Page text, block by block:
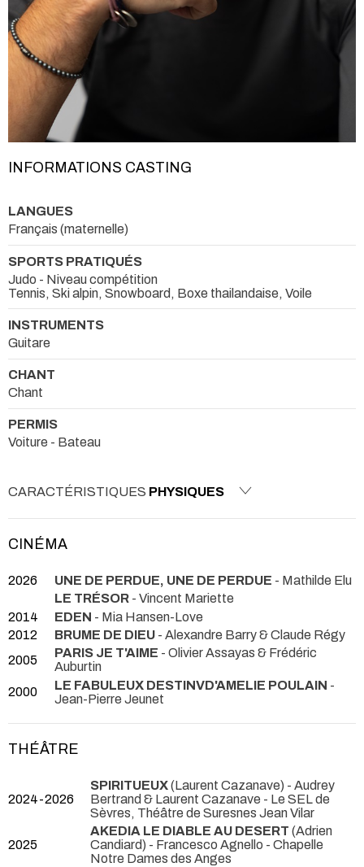
INFORMATIONS CASTING
LANGUES
Français (maternelle)
SPORTS PRATIQUÉS
Judo - Niveau compétition
Tennis, Ski alpin, Snowboard, Boxe thailandaise, Voile
INSTRUMENTS
Guitare
CHANT
Chant
PERMIS
Voiture - Bateau
CARACTÉRISTIQUES PHYSIQUES
CINÉMA
2026 UNE DE PERDUE, UNE DE PERDUE - Mathilde Elu
LE TRÉSOR - Vincent Mariette
2014
EDEN - Mia Hansen-Love
2012
BRUME DE DIEU - Alexandre Barry & Claude Régy
2005
PARIS JE T'AIME - Olivier Assayas & Frédéric
Auburtin
2000
LE FABULEUX DESTINVD'AMELIE POULAIN -
Jean-Pierre Jeunet
THÉÂTRE
2024-2026
SPIRITUEUX(Laurent Cazanave) - Audrey
Bertrand & Laurent Cazanave - Le SEL de
Sèvres, Théâtre de Suresnes Jean Vilar
2025
AKEDIA LE DIABLE AU DESERT (Adrien
Candiard) - Francesco Agnello - Chapelle
Notre Dames des Anges